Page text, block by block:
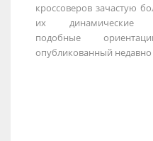
кроссоверов зачастую
их динамические
подобные
опубликованный недавно